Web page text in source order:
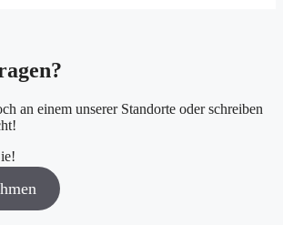
an einem unserer Standorte oder schreiben